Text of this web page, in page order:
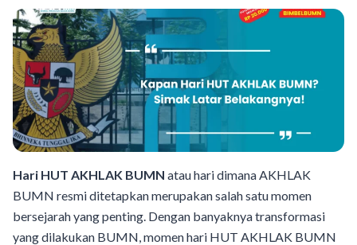
Hari HUT AKHLAK BUMN atau hari dimana AKHLAK
BUMN resmi ditetapkan merupakan salah satu momen
bersejarah yang penting. Dengan banyaknya transformasi
yang dilakukan BUMN, momen hari HUT AKHLAK BUMN